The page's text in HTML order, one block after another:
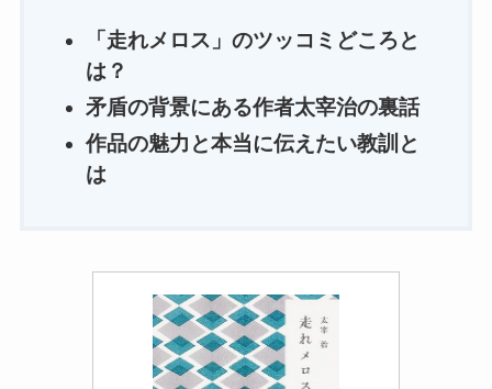
「走れメロス」のツッコミどころと
は？
矛盾の背景にある作者太宰治の裏話
作品の魅力と本当に伝えたい教訓と
は